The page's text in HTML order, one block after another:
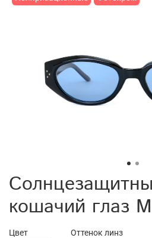
кошачий глаз
Цвет
Оттенок линз